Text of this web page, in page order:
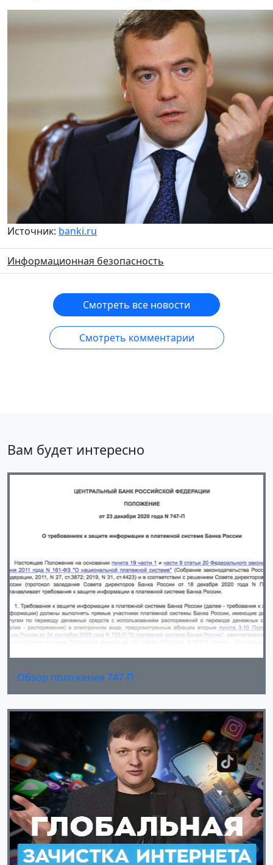
Источник: banki.ru
Информационная безопасность
Смотреть все новости
Смотреть комментарии
Вам будет интересно
Обзор положения 747-П